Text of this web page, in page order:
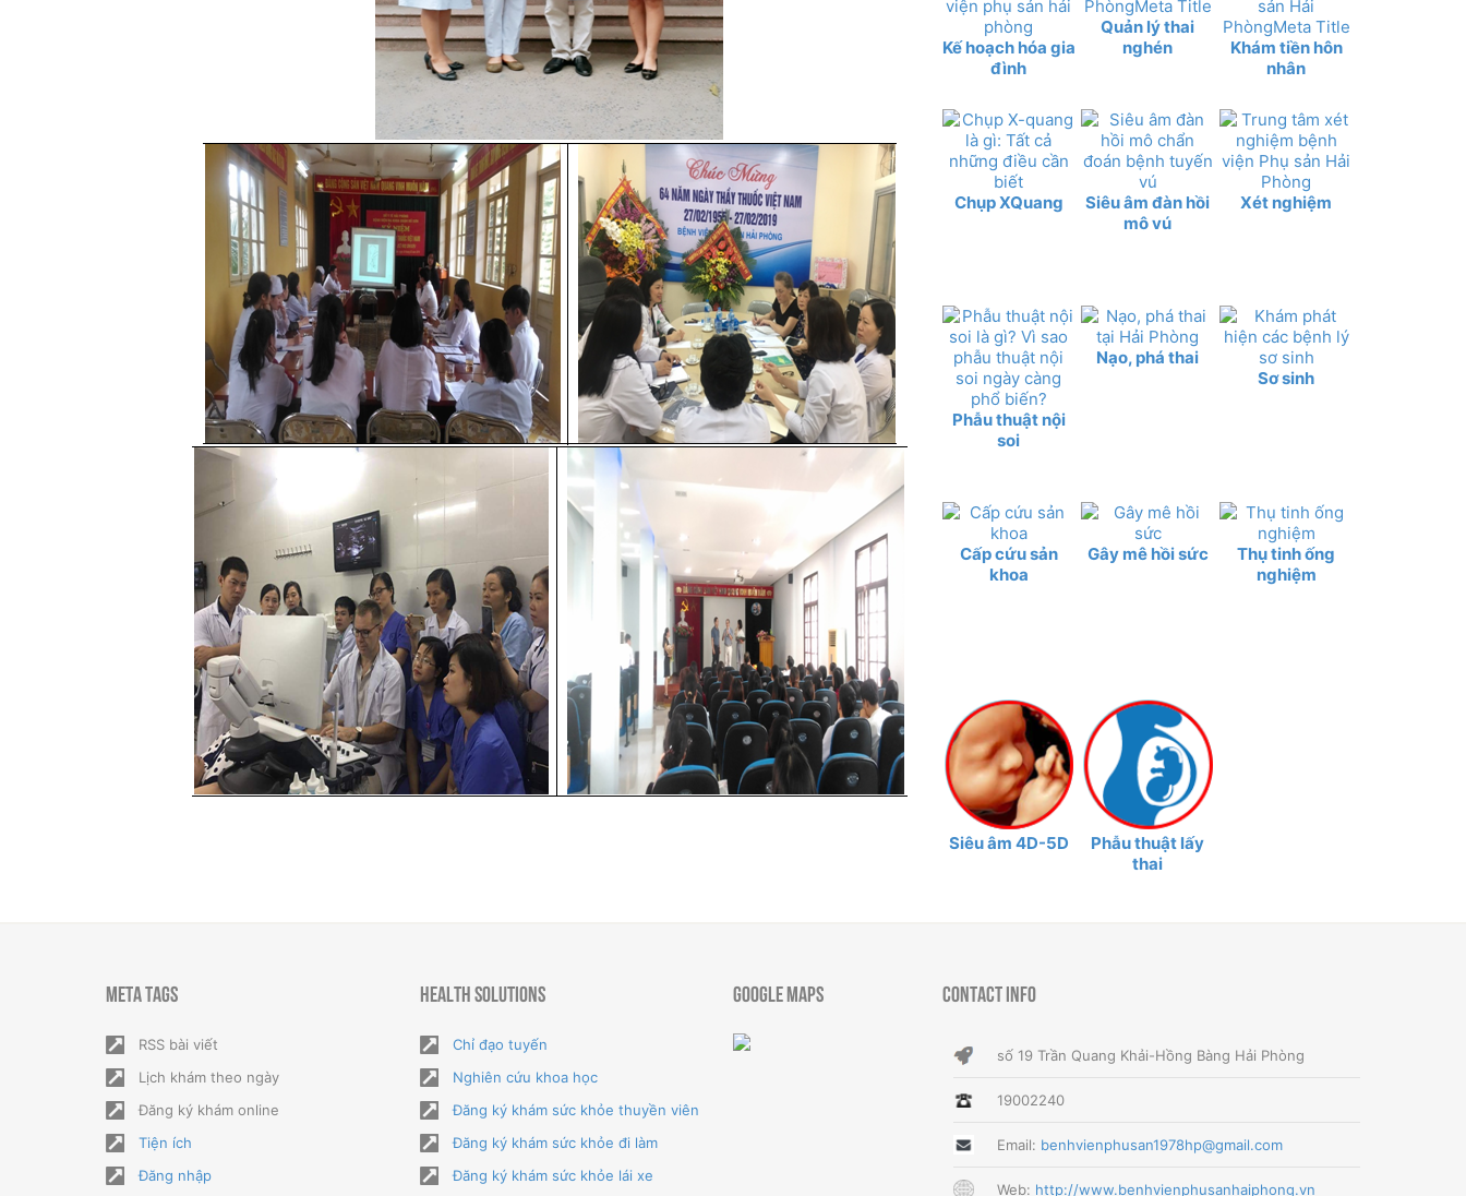
Kế hoạch hóa gia
đình
Quản lý thai
nghén
Khám tiền hôn
nhân
Chụp XQuang
Siêu âm đàn hồi
mô vú
Xét nghiệm
Phẫu thuật nội
soi
Nạo, phá thai
Sơ sinh
Cấp cứu sản
khoa
Gây mê hồi sức
Thụ tinh ống
nghiệm
Siêu âm 4D-5D
Phẫu thuật lấy
thai
Meta Tags
RSS bài viết
Lịch khám theo ngày
Đăng ký khám online
Tiện ích
Đăng nhập
Health Solutions
Chỉ đạo tuyến
Nghiên cứu khoa học
Đăng ký khám sức khỏe thuyền viên
Đăng ký khám sức khỏe đi làm
Đăng ký khám sức khỏe lái xe
Google Maps Contact Info
số 19 Trần Quang Khải-Hồng Bàng Hải Phòng
19002240
Email: benhvienphusan1978hp@gmail.com
Web: http://www.benhvienphusanhaiphong.vn